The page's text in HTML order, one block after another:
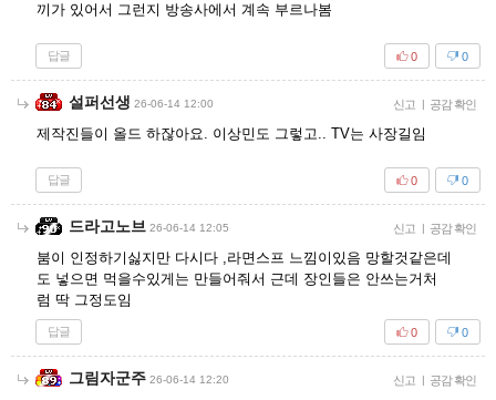
끼가 있어서 그런지 방송사에서 계속 부르나봄
답글 0
0
설퍼선생 26-06-14 12:00 신고 | 공감 확인
제작진들이 올드 하잖아요. 이상민도 그렇고.. TV는 사장길임
답글 0
0
드라고노브 26-06-14 12:05 신고 | 공감 확인
붐이 인정하기싫지만 다시다 ,라면스프 느낌이있음 망할것같은데
도 넣으면 먹을수있게는 만들어줘서 근데 장인들은 안쓰는거처
럼 딱 그정도임
답글 0
0
그림자군주 26-06-14 12:20 신고 | 공감 확인